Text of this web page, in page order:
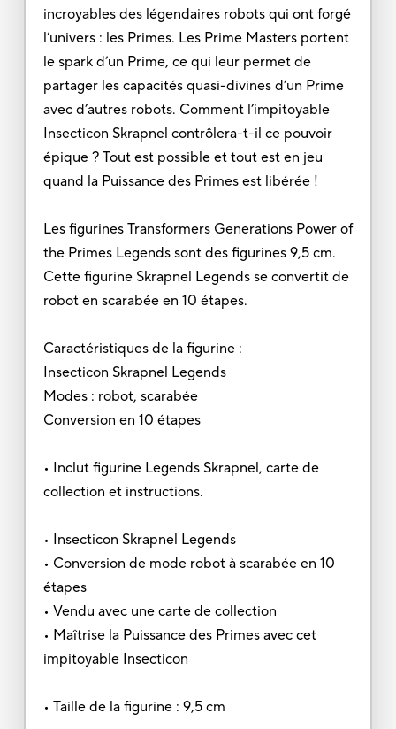
incroyables des légendaires robots qui ont forgé
l’univers : les Primes. Les Prime Masters portent
le spark d’un Prime, ce qui leur permet de
partager les capacités quasi-divines d’un Prime
avec d’autres robots. Comment l’impitoyable
Insecticon Skrapnel contrôlera-t-il ce pouvoir
épique ? Tout est possible et tout est en jeu
quand la Puissance des Primes est libérée !
Les figurines Transformers Generations Power of
the Primes Legends sont des figurines 9,5 cm.
Cette figurine Skrapnel Legends se convertit de
robot en scarabée en 10 étapes.
Caractéristiques de la figurine :
Insecticon Skrapnel Legends
Modes : robot, scarabée
Conversion en 10 étapes
• Inclut figurine Legends Skrapnel, carte de
collection et instructions.
• Insecticon Skrapnel Legends
• Conversion de mode robot à scarabée en 10
étapes
• Vendu avec une carte de collection
• Maîtrise la Puissance des Primes avec cet
impitoyable Insecticon
• Taille de la figurine : 9,5 cm